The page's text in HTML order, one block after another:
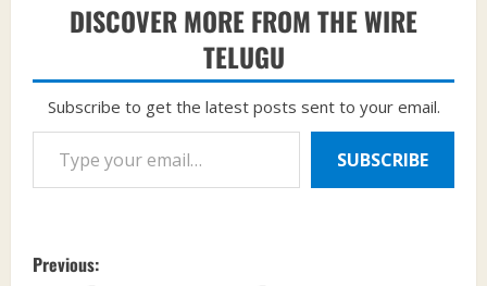
DISCOVER MORE FROM THE WIRE
TELUGU
Subscribe to get the latest posts sent to your email.
Type your email…
SUBSCRIBE
P
Previous: